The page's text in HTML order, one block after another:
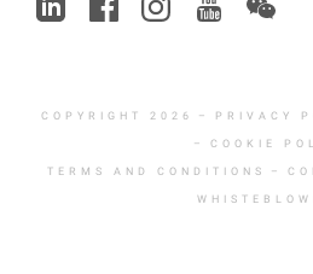
COPYRIGHT 2026 – PRIVACY
– COOKIE
TERMS AND CONDITIONS –